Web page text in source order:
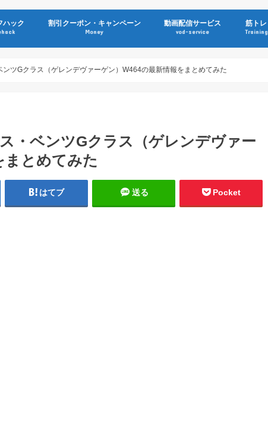
ハック 割引クーポン・キャンペーン
Money
動画配信サービス
vod-service
筋トレ
Training
ツGクラス（ゲレンデヴァーゲン）W464の最新情報をまとめてみた
・ベンツGクラス（ゲレンデヴァー
まとめてみた
はてブ 送る Pocket